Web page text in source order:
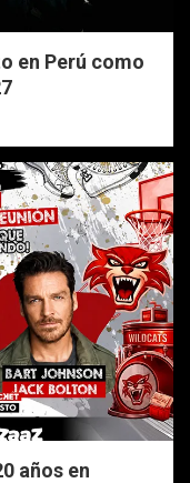
en Perú como
años en